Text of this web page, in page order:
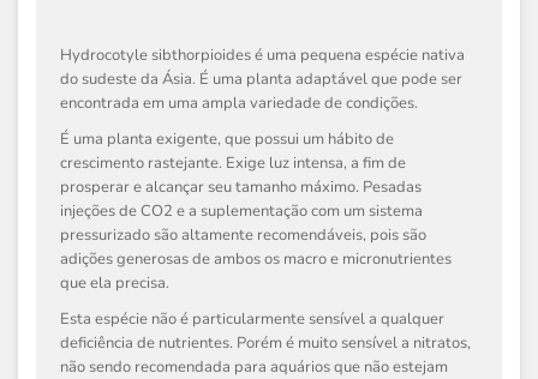
Hydrocotyle sibthorpioidesé uma pequena espécie nativa
do sudeste da Ásia. É uma planta adaptável que pode ser
encontrada em uma ampla variedade de condições.
É uma planta exigente, que possui um hábito de
crescimento rastejante. Exige luz intensa, a fim de
prosperar e alcançar seu tamanho máximo. Pesadas
injeções de ​​CO2 e a suplementação com um sistema
pressurizado são altamente recomendáveis, pois são
adições generosas de ambos os macro e micronutrientes
que ela precisa.
Esta espécie não é particularmente sensível a qualquer
deficiência de nutrientes. Porém é muito sensível a nitratos,
não sendo recomendada para aquários que não estejam